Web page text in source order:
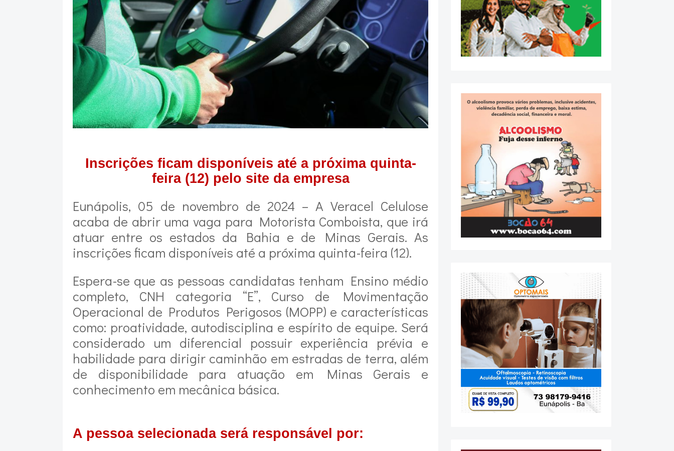
Inscrições ficam disponíveis até a próxima quinta-
feira (12) pelo site da empresa
Eunápolis, 05 de novembro de 2024 – A Veracel Celulose
acaba de abrir uma vaga para Motorista Comboista, que irá
atuar entre os estados da Bahia e de Minas Gerais. As
inscrições ficam disponíveis até a próxima quinta-feira (12).
Espera-se que as pessoas candidatas tenham Ensino médio
completo, CNH categoria “E”, Curso de Movimentação
Operacional de Produtos Perigosos (MOPP) e características
como: proatividade, autodisciplina e espírito de equipe. Será
considerado um diferencial possuir experiência prévia e
habilidade para dirigir caminhão em estradas de terra, além
de disponibilidade para atuação em Minas Gerais e
conhecimento em mecânica básica.
A pessoa selecionada será responsável por: